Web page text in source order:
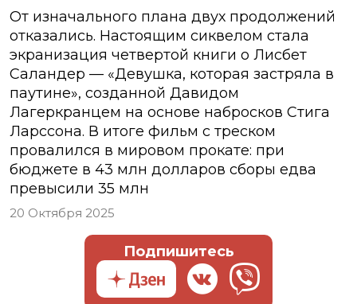
От изначального плана двух продолжений
отказались. Настоящим сиквелом стала
экранизация четвертой книги о Лисбет
Саландер — «Девушка, которая застряла в
паутине», созданной Давидом
Лагеркранцем на основе набросков Стига
Ларссона. В итоге фильм с треском
провалился в мировом прокате: при
бюджете в 43 млн долларов сборы едва
превысили 35 млн
20 Октября 2025
Подпишитесь